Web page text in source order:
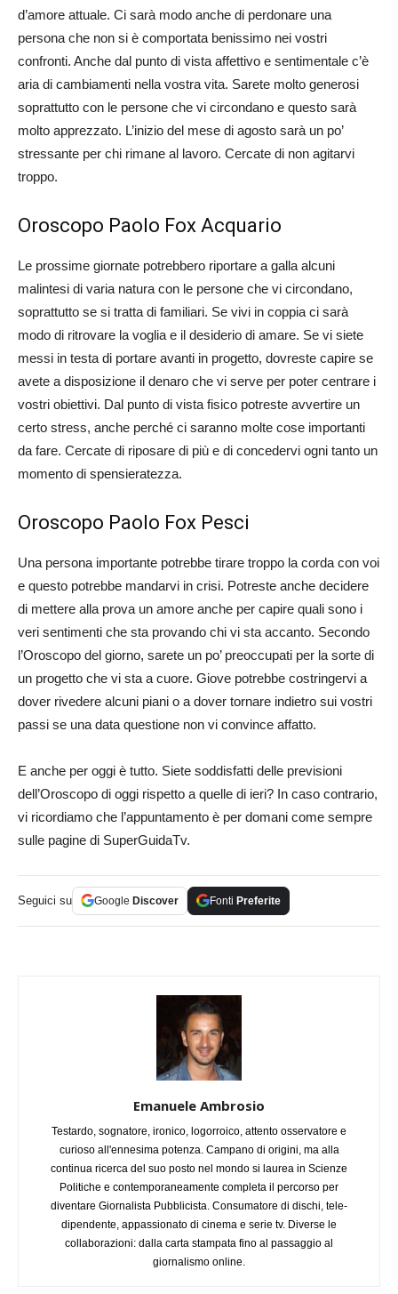
d’amore attuale. Ci sarà modo anche di perdonare una
persona che non si è comportata benissimo nei vostri
confronti. Anche dal punto di vista affettivo e sentimentale c’è
aria di cambiamenti nella vostra vita. Sarete molto generosi
soprattutto con le persone che vi circondano e questo sarà
molto apprezzato. L’inizio del mese di agosto sarà un po’
stressante per chi rimane al lavoro. Cercate di non agitarvi
troppo.
Oroscopo Paolo Fox Acquario
Le prossime giornate potrebbero riportare a galla alcuni
malintesi di varia natura con le persone che vi circondano,
soprattutto se si tratta di familiari. Se vivi in coppia ci sarà
modo di ritrovare la voglia e il desiderio di amare. Se vi siete
messi in testa di portare avanti in progetto, dovreste capire se
avete a disposizione il denaro che vi serve per poter centrare i
vostri obiettivi. Dal punto di vista fisico potreste avvertire un
certo stress, anche perché ci saranno molte cose importanti
da fare. Cercate di riposare di più e di concedervi ogni tanto un
momento di spensieratezza.
Oroscopo Paolo Fox Pesci
Una persona importante potrebbe tirare troppo la corda con voi
e questo potrebbe mandarvi in crisi. Potreste anche decidere
di mettere alla prova un amore anche per capire quali sono i
veri sentimenti che sta provando chi vi sta accanto. Secondo
l’Oroscopo del giorno, sarete un po’ preoccupati per la sorte di
un progetto che vi sta a cuore. Giove potrebbe costringervi a
dover rivedere alcuni piani o a dover tornare indietro sui vostri
passi se una data questione non vi convince affatto.
E anche per oggi è tutto. Siete soddisfatti delle previsioni
dell’Oroscopo di oggi rispetto a quelle di ieri? In caso contrario,
vi ricordiamo che l’appuntamento è per domani come sempre
sulle pagine di SuperGuidaTv.
Seguici su Google Discover Fonti Preferite
Emanuele Ambrosio
Testardo, sognatore, ironico, logorroico, attento osservatore e
curioso all'ennesima potenza. Campano di origini, ma alla
continua ricerca del suo posto nel mondo si laurea in Scienze
Politiche e contemporaneamente completa il percorso per
diventare Giornalista Pubblicista. Consumatore di dischi, tele-
dipendente, appassionato di cinema e serie tv. Diverse le
collaborazioni: dalla carta stampata fino al passaggio al
giornalismo online.